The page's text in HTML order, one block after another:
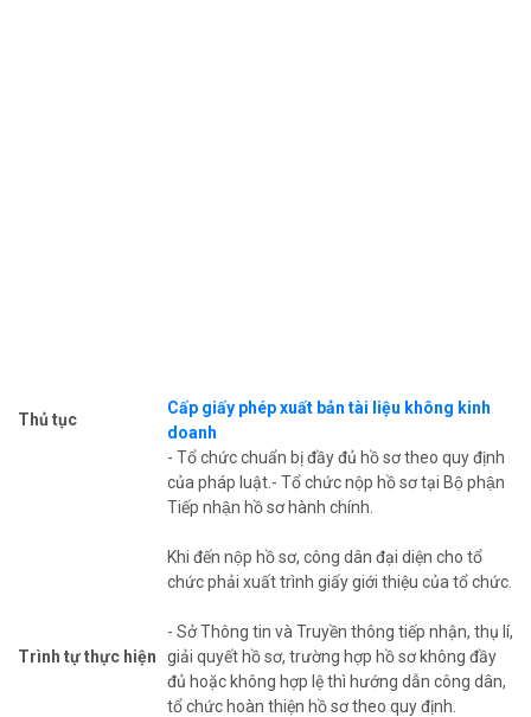
Thủ tục
Cấp giấy phép xuất bản tài liệu không kinh
doanh
Trình tự thực hiện
- Tổ chức chuẩn bị đầy đủ hồ sơ theo quy định
của pháp luật.- Tổ chức nộp hồ sơ tại Bộ phận
Tiếp nhận hồ sơ hành chính.
Khi đến nộp hồ sơ, công dân đại diện cho tổ
chức phải xuất trình giấy giới thiệu của tổ chức.
- Sở Thông tin và Truyền thông tiếp nhận, thụ lí,
giải quyết hồ sơ, trường hợp hồ sơ không đầy
đủ hoặc không hợp lệ thì hướng dẫn công dân,
tổ chức hoàn thiện hồ sơ theo quy định.